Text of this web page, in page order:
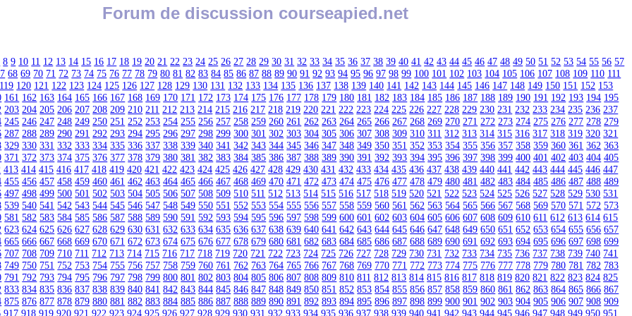
Forum de discussion courseapied.net
8 9 10 11 12 13 14 15 16 17 18 19 20 21 22 23 24 25 26 27 28 29 30 31 32 33 34 35 36 37 38 39 40 41 42 43 44 45 46 47 48 49 50 51 52 53 54 55 56 57
68 69 70 71 72 73 74 75 76 77 78 79 80 81 82 83 84 85 86 87 88 89 90 91 92 93 94 95 96 97 98 99 100 101 102 103 104 105 106 107 108 109 110 111
119 120 121 122 123 124 125 126 127 128 129 130 131 132 133 134 135 136 137 138 139 140 141 142 143 144 145 146 147 148 149 150 151 152 153
161 162 163 164 165 166 167 168 169 170 171 172 173 174 175 176 177 178 179 180 181 182 183 184 185 186 187 188 189 190 191 192 193 194 195
203 204 205 206 207 208 209 210 211 212 213 214 215 216 217 218 219 220 221 222 223 224 225 226 227 228 229 230 231 232 233 234 235 236 237
245 246 247 248 249 250 251 252 253 254 255 256 257 258 259 260 261 262 263 264 265 266 267 268 269 270 271 272 273 274 275 276 277 278 279
287 288 289 290 291 292 293 294 295 296 297 298 299 300 301 302 303 304 305 306 307 308 309 310 311 312 313 314 315 316 317 318 319 320 321
329 330 331 332 333 334 335 336 337 338 339 340 341 342 343 344 345 346 347 348 349 350 351 352 353 354 355 356 357 358 359 360 361 362 363
371 372 373 374 375 376 377 378 379 380 381 382 383 384 385 386 387 388 389 390 391 392 393 394 395 396 397 398 399 400 401 402 403 404 405
413 414 415 416 417 418 419 420 421 422 423 424 425 426 427 428 429 430 431 432 433 434 435 436 437 438 439 440 441 442 443 444 445 446 447
455 456 457 458 459 460 461 462 463 464 465 466 467 468 469 470 471 472 473 474 475 476 477 478 479 480 481 482 483 484 485 486 487 488 489
497 498 499 500 501 502 503 504 505 506 507 508 509 510 511 512 513 514 515 516 517 518 519 520 521 522 523 524 525 526 527 528 529 530 531
539 540 541 542 543 544 545 546 547 548 549 550 551 552 553 554 555 556 557 558 559 560 561 562 563 564 565 566 567 568 569 570 571 572 573
581 582 583 584 585 586 587 588 589 590 591 592 593 594 595 596 597 598 599 600 601 602 603 604 605 606 607 608 609 610 611 612 613 614 615
623 624 625 626 627 628 629 630 631 632 633 634 635 636 637 638 639 640 641 642 643 644 645 646 647 648 649 650 651 652 653 654 655 656 657
665 666 667 668 669 670 671 672 673 674 675 676 677 678 679 680 681 682 683 684 685 686 687 688 689 690 691 692 693 694 695 696 697 698 699
707 708 709 710 711 712 713 714 715 716 717 718 719 720 721 722 723 724 725 726 727 728 729 730 731 732 733 734 735 736 737 738 739 740 741
749 750 751 752 753 754 755 756 757 758 759 760 761 762 763 764 765 766 767 768 769 770 771 772 773 774 775 776 777 778 779 780 781 782 783
791 792 793 794 795 796 797 798 799 800 801 802 803 804 805 806 807 808 809 810 811 812 813 814 815 816 817 818 819 820 821 822 823 824 825
833 834 835 836 837 838 839 840 841 842 843 844 845 846 847 848 849 850 851 852 853 854 855 856 857 858 859 860 861 862 863 864 865 866 867
875 876 877 878 879 880 881 882 883 884 885 886 887 888 889 890 891 892 893 894 895 896 897 898 899 900 901 902 903 904 905 906 907 908 909
917 918 919 920 921 922 923 924 925 926 927 928 929 930 931 932 933 934 935 936 937 938 939 940 941 942 943 944 945 946 947 948 949 950 951